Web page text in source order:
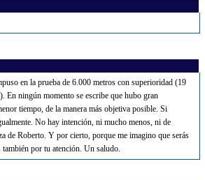
en la prueba de 6.000 metros con superioridad (19
En ningún momento se escribe que hubo gran
tiempo, de la manera más objetiva posible. Si
No hay intención, ni mucho menos, ni de
de Roberto. Y por cierto, porque me imagino que serás
por tu atención. Un saludo.